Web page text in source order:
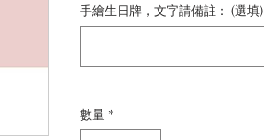
手繪生日牌，文字請備註： (選填)
數量 *